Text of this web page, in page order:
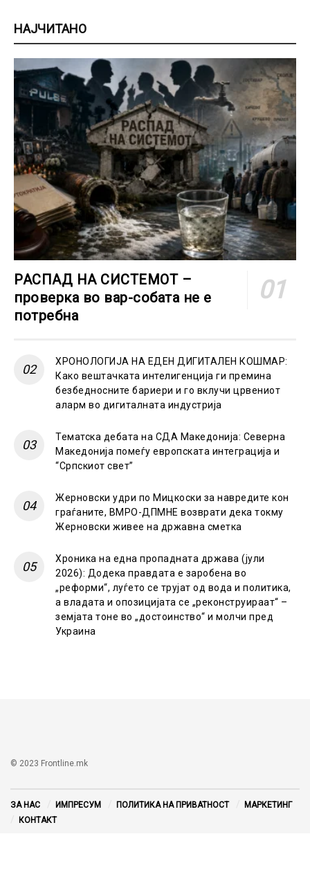
НАЈЧИТАНО
РАСПАД НА СИСТЕМОТ –
проверка во вар-собата не е
потребна
ХРОНОЛОГИЈА НА ЕДЕН ДИГИТАЛЕН КОШМАР:
Како вештачката интелигенција ги премина
безбедносните бариери и го вклучи црвениот
аларм во дигиталната индустрија
Тематска дебата на СДА Македонија: Северна
Македонија помеѓу европската интеграција и
“Српскиот свет”
Жерновски удри по Мицкоски за навредите кон
граѓаните, ВМРО-ДПМНЕ возврати дека токму
Жерновски живее на државна сметка
Хроника на една пропадната држава (јули
2026): Додека правдата е заробена во
„реформи“, луѓето се трујат од вода и политика,
а владата и опозицијата се „реконструираат“ –
земјата тоне во „достоинство“ и молчи пред
Украина
© 2023 Frontline.mk
ЗА НАС ИМПРЕСУМ ПОЛИТИКА НА ПРИВАТНОСТ
МАРКЕТИНГ
КОНТАКТ